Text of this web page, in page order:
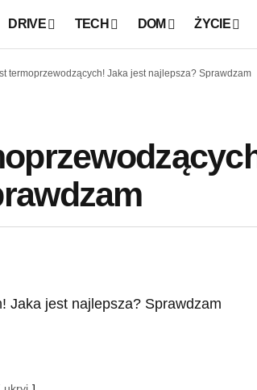
DRIVE TECH DOM ŻYCIE
termoprzewodzących! Jaka jest najlepsza? Sprawdzam